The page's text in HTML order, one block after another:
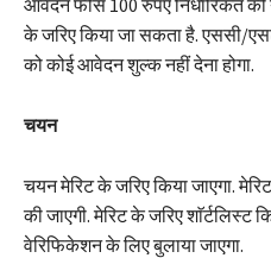
के जरिए किया जा सकता है. एससी/
को कोई आवेदन शुल्क नहीं देना होगा.
चयन
चयन मेरिट के जरिए किया जाएगा.
की जाएगी. मेरिट के जरिए शाॅर्टलिस्ट
वेरिफिकेशन के लिए बुलाया जाएगा.